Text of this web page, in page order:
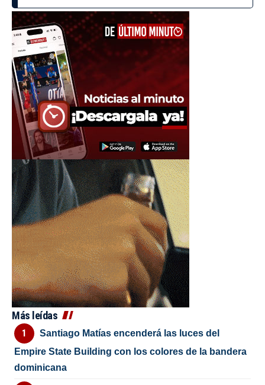
Más leídas
Santiago Matías encenderá las luces del
Empire State Building con los colores de la bandera
dominicana